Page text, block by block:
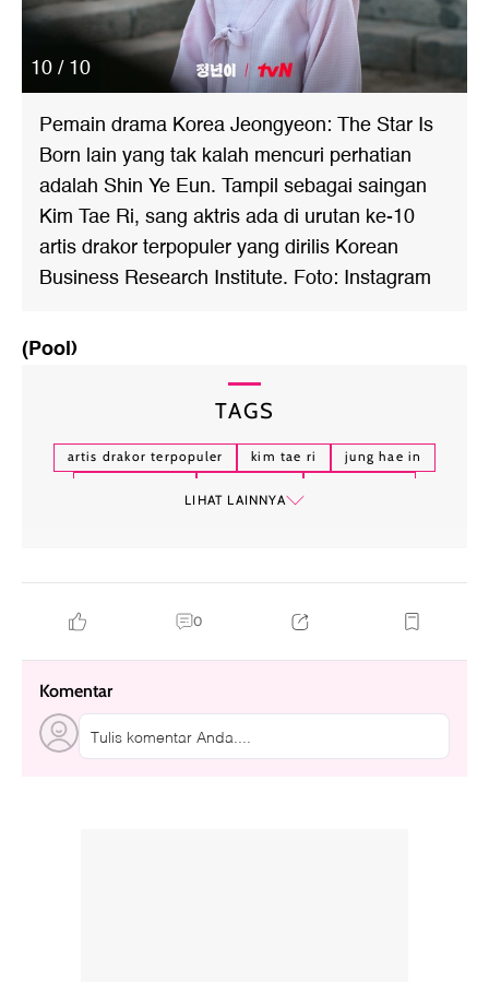
10 / 10
Pemain drama Korea Jeongyeon: The Star Is
Born lain yang tak kalah mencuri perhatian
adalah Shin Ye Eun. Tampil sebagai saingan
Kim Tae Ri, sang aktris ada di urutan ke-10
artis drakor terpopuler yang dirilis Korean
Business Research Institute. Foto: Instagram
(Pool)
TAGS
artis drakor terpopuler kim tae ri
jung hae in
LIHAT LAINNYA
0
Komentar
Tulis komentar Anda....